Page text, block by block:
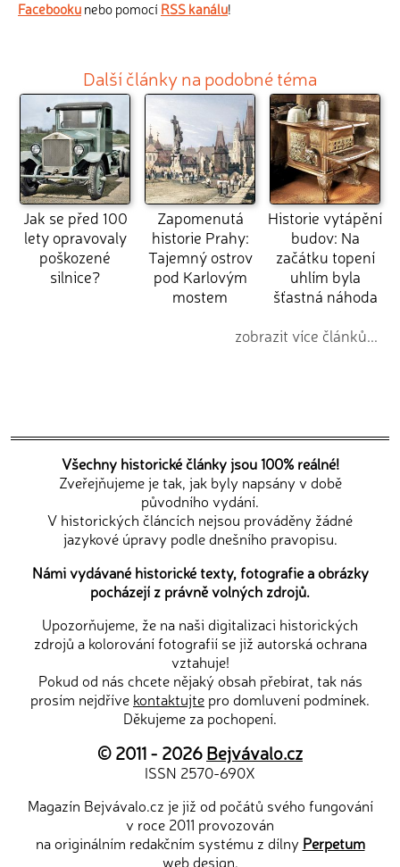
Facebookunebo pomocí RSS kanálu!
Další články na podobné téma
Jak se před 100
lety opravovaly
poškozené
silnice?
Zapomenutá
historie Prahy:
Tajemný ostrov
pod Karlovým
mostem
Historie vytápění
budov: Na
začátku topení
uhlím byla
šťastná náhoda
zobrazit více článků...
Všechny historické články jsou 100% reálné!
Zveřejňujeme je tak, jak byly napsány v době
původního vydání.
V historických článcích nejsou prováděny žádné
jazykové úpravy podle dnešního pravopisu.
Námi vydávané historické texty, fotografie a obrázky
pocházejí z právně volných zdrojů.
Upozorňujeme, že na naši digitalizaci historických
zdrojů a kolorování fotografií se již autorská ochrana
vztahuje!
Pokud od nás chcete nějaký obsah přebírat, tak nás
prosím nejdříve kontaktujte pro domluvení podmínek.
Děkujeme za pochopení.
© 2011 - 2026Bejvávalo.cz
ISSN 2570-690X
Magazín Bejvávalo.cz je již od počátů svého fungování
v roce 2011 provozován
na originálním redakčním systému z dílny Perpetum
web design.